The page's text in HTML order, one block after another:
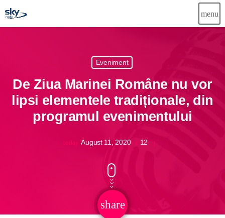
menu
close
Info-Util
Emisiuni
Eveniment
De Ziua Marinei Române nu vor
lipsi elementele tradiționale, din
programul evenimentului
today August 11, 2020 12
share
email